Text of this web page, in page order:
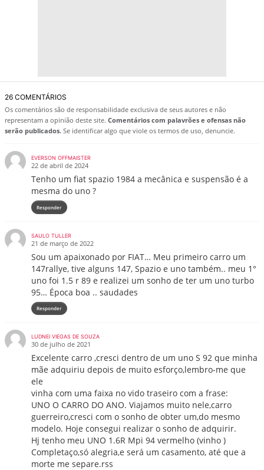
26 COMENTÁRIOS
Os comentários são de responsabilidade exclusiva de seus autores e não
representam a opinião deste site. Comentários com palavrões e ofensas não
serão publicados. Se identificar algo que viole os termos de uso, denuncie.
EVERSON OFFMAISTER
22 de abril de 2024
Tenho um fiat spazio 1984 a mecânica e suspensão é a
mesma do uno ?
Responder
SAULO TULLER
21 de março de 2022
Sou um apaixonado por FIAT… Meu primeiro carro um
147rallye, tive alguns 147, Spazio e uno também.. meu 1°
uno foi 1.5 r 89 e realizei um sonho de ter um uno turbo
95… Época boa .. saudades
Responder
LUDNEI VIEGAS DE SOUZA
30 de julho de 2021
Excelente carro ,cresci dentro de um uno S 92 que minha
mãe adquiriu depois de muito esforço,lembro-me que
ele
vinha com uma faixa no vido traseiro com a frase:
UNO O CARRO DO ANO. Viajamos muito nele,carro
guerreiro,cresci com o sonho de obter um,do mesmo
modelo. Hoje consegui realizar o sonho de adquirir.
Hj tenho meu UNO 1.6R Mpi 94 vermelho (vinho )
Completaço,só alegria,e será um casamento, até que a
morte me separe.rss